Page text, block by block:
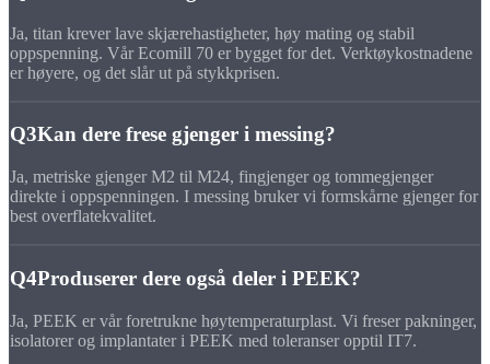
Ja, titan krever lave skjærehastigheter, høy mating og stabil
oppspenning. Vår Ecomill 70 er bygget for det. Verktøykostnadene
er høyere, og det slår ut på stykkprisen.
Q3Kan dere frese gjenger i messing?
Ja, metriske gjenger M2 til M24, fingjenger og tommegjenger
direkte i oppspenningen. I messing bruker vi formskårne gjenger for
best overflatekvalitet.
Q4Produserer dere også deler i PEEK?
Ja, PEEK er vår foretrukne høytemperaturplast. Vi freser pakninger,
isolatorer og implantater i PEEK med toleranser opptil IT7.